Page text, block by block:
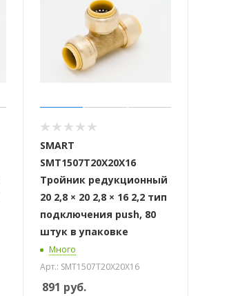
SMART
SMT1507T20X20X16
Тройник редукционный
20 2,8 × 20 2,8 × 16 2,2 тип
подключения push, 80
штук в упаковке
Много
Арт.: SMT1507T20X20X16
891 руб.